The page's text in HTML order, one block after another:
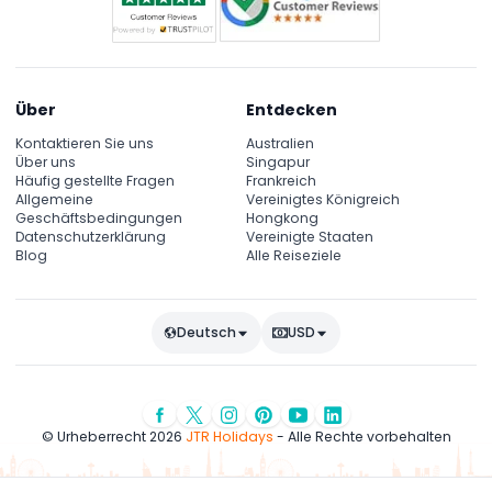
Über
Kontaktieren Sie uns
Über uns
Häufig gestellte Fragen
Allgemeine
Geschäftsbedingungen
Datenschutzerklärung
Blog
Entdecken
Australien
Singapur
Frankreich
Vereinigtes Königreich
Hongkong
Vereinigte Staaten
Alle Reiseziele
Deutsch USD
© Urheberrecht 2026 JTR Holidays - Alle Rechte vorbehalten